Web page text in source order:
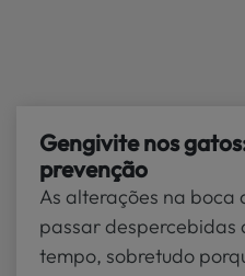
Gengivite nos
prevenção
As alterações na boca
passar despercebidas
tempo, sobretudo